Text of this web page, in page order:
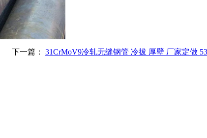
下一篇： 31CrMoV9冷轧无缝钢管 冷拔 厚壁 厂家定做